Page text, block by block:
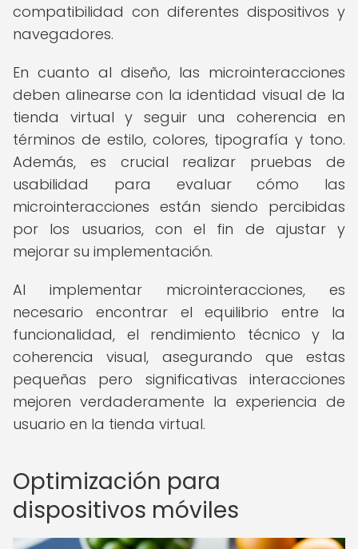
compatibilidad con diferentes dispositivos y
navegadores.
En cuanto al diseño, las microinteracciones
deben alinearse con la identidad visual de la
tienda virtual y seguir una coherencia en
términos de estilo, colores, tipografía y tono.
Además, es crucial realizar pruebas de
usabilidad para evaluar cómo las
microinteracciones están siendo percibidas
por los usuarios, con el fin de ajustar y
mejorar su implementación.
Al implementar microinteracciones, es
necesario encontrar el equilibrio entre la
funcionalidad, el rendimiento técnico y la
coherencia visual, asegurando que estas
pequeñas pero significativas interacciones
mejoren verdaderamente la experiencia de
usuario en la tienda virtual.
Optimización para
dispositivos móviles